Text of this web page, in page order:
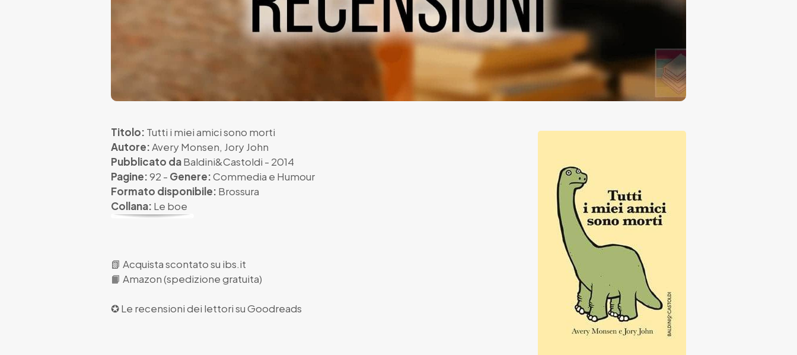
Titolo: Tutti i miei amici sono morti
Autore:Avery Monsen, Jory John
Pubblicato daBaldini&Castoldi - 2014
Pagine:92 - Genere:Commedia e Humour
Formato disponibile: Brossura
Collana: Le boe
📗 Acquista scontato su ibs.it
📙 Amazon (spedizione gratuita)
✪ Le recensioni dei lettori suGoodreads